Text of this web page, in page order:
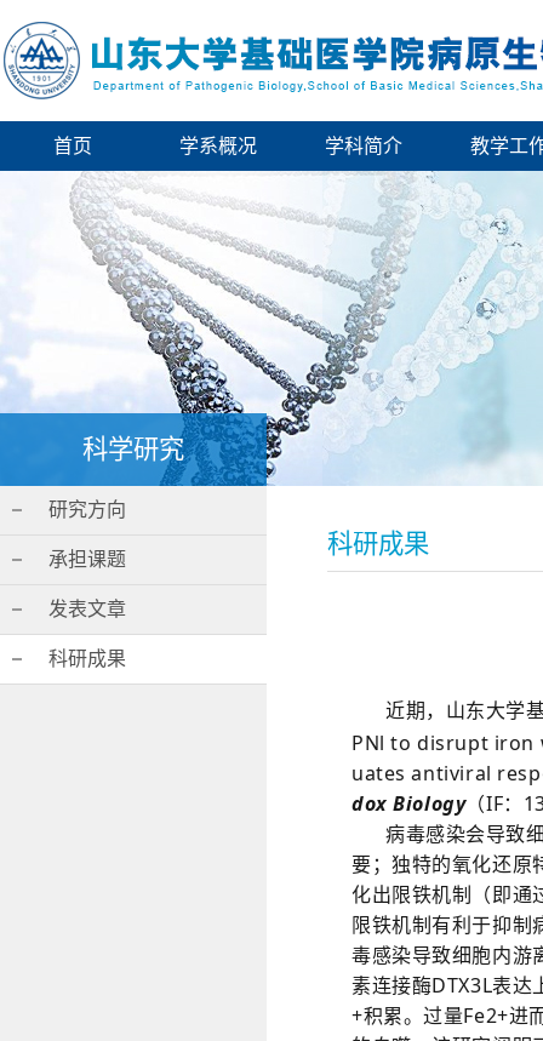
首页 学系概况 学科简介 教学工
科学研究
研究方向
承担课题
发表文章
科研成果
科研成果
近期，山东大学
PNl to disrupt iron
uates antiviral
dox Biology（IF：
病毒感染会导致
要；独特的氧化还原
化出限铁机制（即通
限铁机制有利于抑制
毒感染导致细胞内游
素连接酶DTX3L表达
+积累。过量Fe2+进